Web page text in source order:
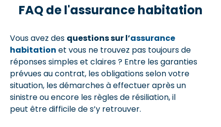
FAQ de l'assurance habitation
Vous avez des questions sur l’assurance
habitation et vous ne trouvez pas toujours de
réponses simples et claires ? Entre les garanties
prévues au contrat, les obligations selon votre
situation, les démarches à effectuer après un
sinistre ou encore les règles de résiliation, il
peut être difficile de s’y retrouver.